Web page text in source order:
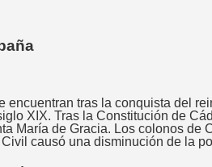
encuentran tras la conquista del
XIX. Tras la Constitución de
María de Gracia. Los colonos
causó una disminución de la